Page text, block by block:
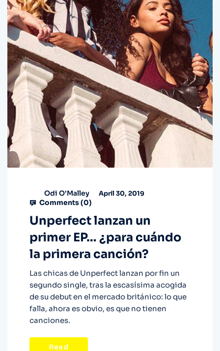
Odi O'Malley April 30, 2019
Comments (0)
Unperfect lanzan un
primer EP… ¿para cuándo
la primera canción?
Las chicas de Unperfect lanzan por fin un
segundo single, tras la escasísima acogida
de su debut en el mercado británico: lo que
falla, ahora es obvio, es que no tienen
canciones.
Read